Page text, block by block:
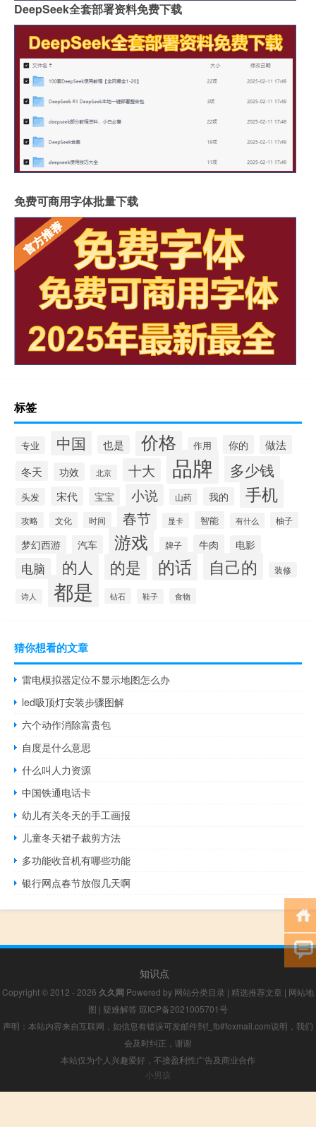
DeepSeek全套部署资料免费下载
免费可商用字体批量下载
标签
专业 中国 也是 价格 作用 你的 做法
冬天 功效 北京 十大 品牌 多少钱
头发 宋代 宝宝 小说 山药 我的 手机
攻略 文化 时间 春节 显卡 智能 有什么 柚子
梦幻西游 汽车 游戏 牌子 牛肉 电影
电脑 的人 的是 的话 自己的 装修
诗人 都是 钻石 鞋子 食物
猜你想看的文章
雷电模拟器定位不显示地图怎么办
led吸顶灯安装步骤图解
六个动作消除富贵包
自度是什么意思
什么叫人力资源
中国铁通电话卡
幼儿有关冬天的手工画报
儿童冬天裙子裁剪方法
多功能收音机有哪些功能
银行网点春节放假几天啊
知识点
Copyright © 2012 - 2026 久久网 Powered by 网站分类目录 | 精选推荐文章 | 网站地
图 | 疑难解答 琼ICP备2021005701号
声明：本站内容来自互联网，如信息有错误可发邮件到f_fb#foxmail.com说明，我们
会及时纠正，谢谢
本站仅为个人兴趣爱好，不接盈利性广告及商业合作
小男孩